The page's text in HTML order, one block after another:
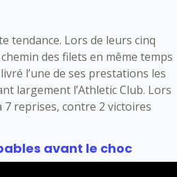
tendance. Lors de leurs cinq
des filets en même temps
l’une de ses prestations les
largement l’Athletic Club. Lors
7 reprises, contre 2 victoires
avant le choc